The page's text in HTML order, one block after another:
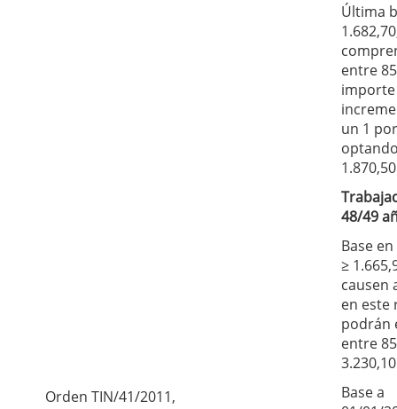
Última
entre
importe
un 1
Orden TIN/41/2011,
48/49
Base
≥
causen
en este
podrán
entre
Base a